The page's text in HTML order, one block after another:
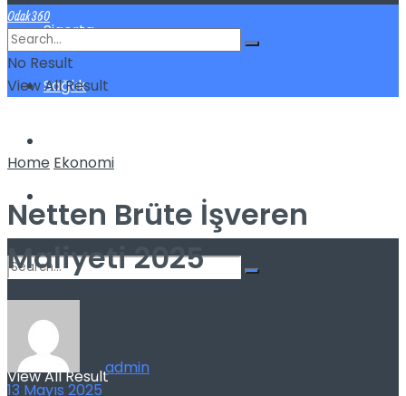
Sigorta
Sağlık
No Result
View All Result
Odak360
No Result
View All Result
Home Ekonomi
Netten Brüte İşveren
Maliyeti 2025
byadmin
13 Mayıs 2025